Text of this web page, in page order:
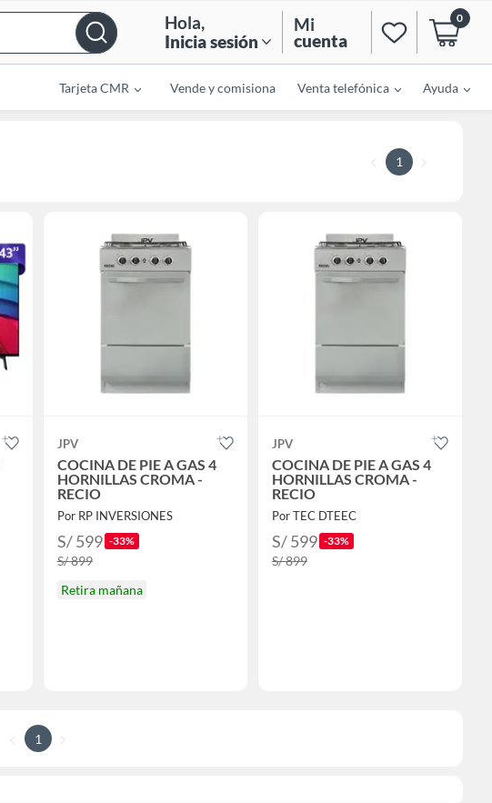
Hola,
Inicia sesión
Mi
cuenta
0
Tarjeta CMR Vende y comisiona Venta telefónica Ayuda
1
JPV
COCINA DE PIE A GAS 4
HORNILLAS CROMA -
RECIO
Por RP INVERSIONES
S/ 599 -33%
S/ 899
Retira mañana
JPV
COCINA DE PIE A GAS 4
HORNILLAS CROMA -
RECIO
Por TEC DTEEC
S/ 599 -33%
S/ 899
1